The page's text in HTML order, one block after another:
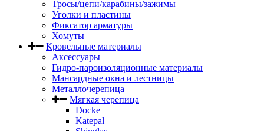
Тросы/цепи/карабины/зажимы
Уголки и пластины
Фиксатор арматуры
Хомуты
Кровельные материалы
Аксессуары
Гидро-пароизоляционные материалы
Мансардные окна и лестницы
Металлочерепица
Мягкая черепица
Docke
Katepal